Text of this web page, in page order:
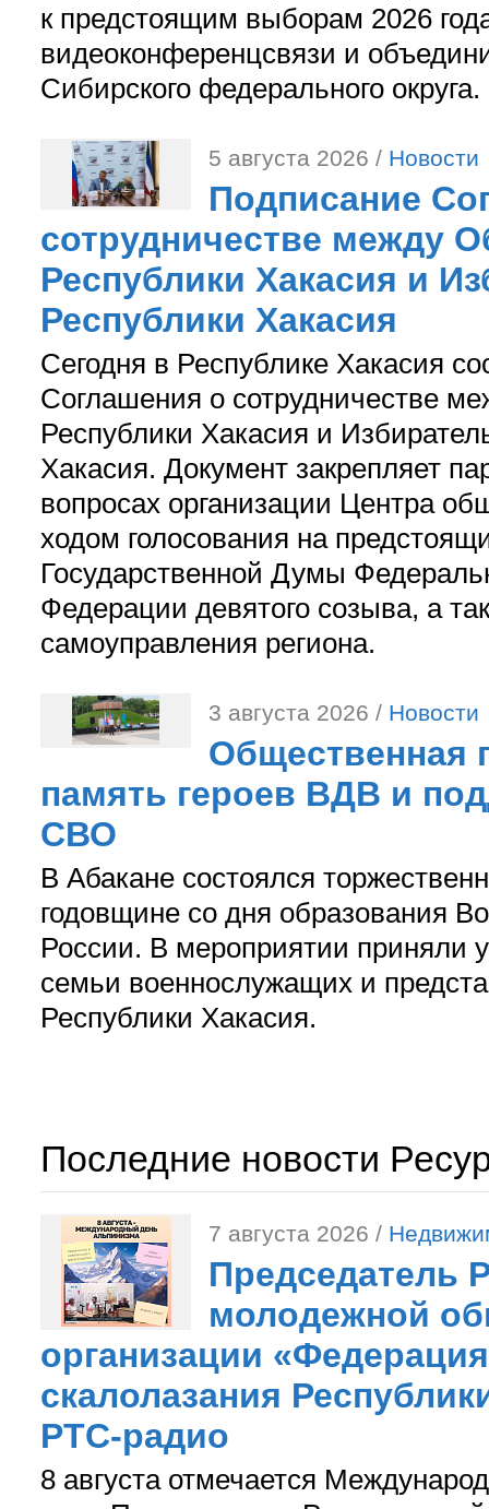
к предстоящим выборам 2026
видеоконференцсвязи и
Сибирского федерального округа.
5 августа 2026 / Новости
Подписание
сотрудничестве между
Республики Хакасия и
Республики Хакасия
Сегодня в Республике Хакасия
Соглашения о сотрудничестве
Республики Хакасия и
Хакасия. Документ закрепляет
вопросах организации Центра
ходом голосования на
Государственной Думы
Федерации девятого созыва, а
самоуправления региона.
3 августа 2026 / Новости
Общественная
память героев ВДВ и
СВО
В Абакане состоялся
годовщине со дня образования
России. В мероприятии приняли
семьи военнослужащих и
Республики Хакасия.
Последние новости
7 августа 2026 /
Председатель
молодежной
организации
скалолазания
РТС-радио
8 августа отмечается